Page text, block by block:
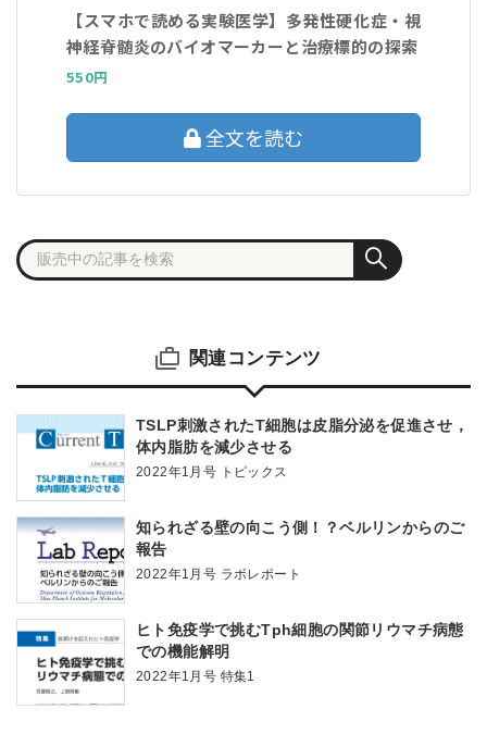
【スマホで読める実験医学】多発性硬化症・視
神経脊髄炎のバイオマーカーと治療標的の探索
550円
全文を読む
関連コンテンツ
TSLP刺激されたT細胞は皮脂分泌を促進させ，
体内脂肪を減少させる
2022年1月号 トピックス
知られざる壁の向こう側！？ベルリンからのご
報告
2022年1月号 ラボレポート
ヒト免疫学で挑むTph細胞の関節リウマチ病態
での機能解明
2022年1月号 特集1